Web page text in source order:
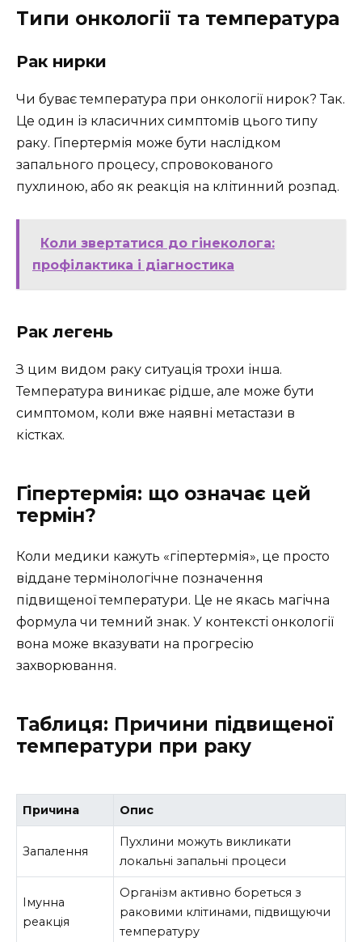
Типи онкології та температура
Рак нирки
Чи буває температура при онкології нирок? Так.
Це один із класичних симптомів цього типу
раку. Гіпертермія може бути наслідком
запального процесу, спровокованого
пухлиною, або як реакція на клітинний розпад.
Коли звертатися до гінеколога:
профілактика і діагностика
Рак легень
З цим видом раку ситуація трохи інша.
Температура виникає рідше, але може бути
симптомом, коли вже наявні метастази в
кістках.
Гіпертермія: що означає цей
термін?
Коли медики кажуть «гіпертермія», це просто
віддане термінологічне позначення
підвищеної температури. Це не якась магічна
формула чи темний знак. У контексті онкології
вона може вказувати на прогресію
захворювання.
Таблиця: Причини підвищеної
температури при раку
Причина Опис
Запалення
Пухлини можуть викликати
локальні запальні процеси
Імунна
реакція
Організм активно бореться з
раковими клітинами, підвищуючи
температуру